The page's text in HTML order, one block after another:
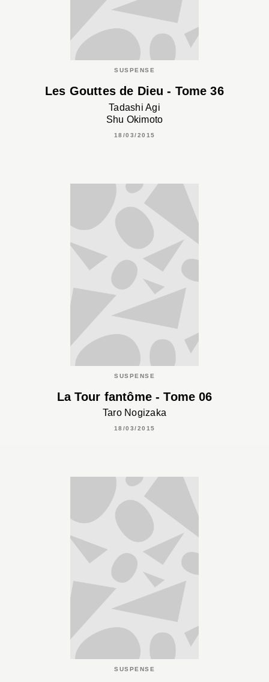
SUSPENSE
Les Gouttes de Dieu - Tome 36
Tadashi Agi
Shu Okimoto
18/03/2015
SUSPENSE
La Tour fantôme - Tome 06
Taro Nogizaka
18/03/2015
SUSPENSE